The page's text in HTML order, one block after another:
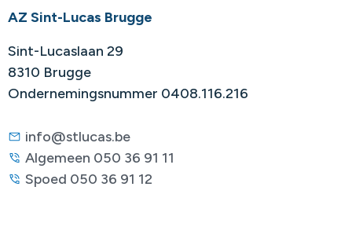
AZ Sint-Lucas Brugge
Sint-Lucaslaan 29
8310 Brugge
Ondernemingsnummer 0408.116.216
info@stlucas.be
Algemeen 050 36 91 11
Spoed 050 36 91 12